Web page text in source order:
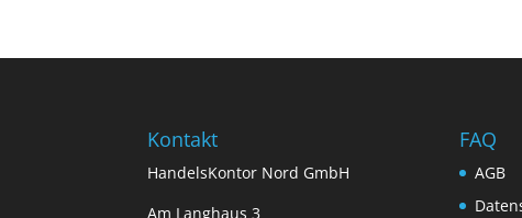
Kontakt
HandelsKontor Nord GmbH
Am Langhaus 3
FAQ
AGB